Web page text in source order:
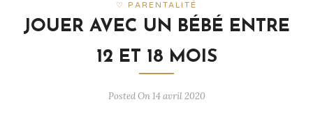
♡ PARENTALITÉ
JOUER AVEC UN BÉBÉ ENTRE
12 ET 18 MOIS
Posted On 14 avril 2020